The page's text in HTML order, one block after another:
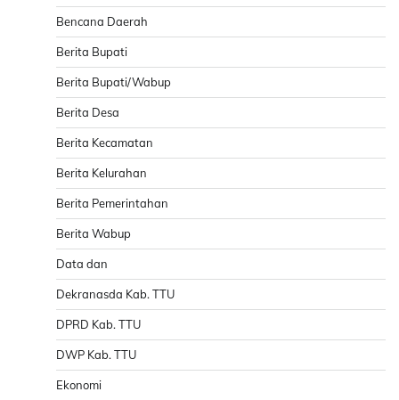
Bencana Daerah
Berita Bupati
Berita Bupati/Wabup
Berita Desa
Berita Kecamatan
Berita Kelurahan
Berita Pemerintahan
Berita Wabup
Data dan
Dekranasda Kab. TTU
DPRD Kab. TTU
DWP Kab. TTU
Ekonomi